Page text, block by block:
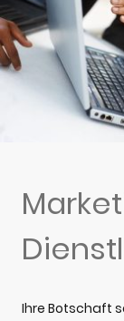
Ihre Botschaft